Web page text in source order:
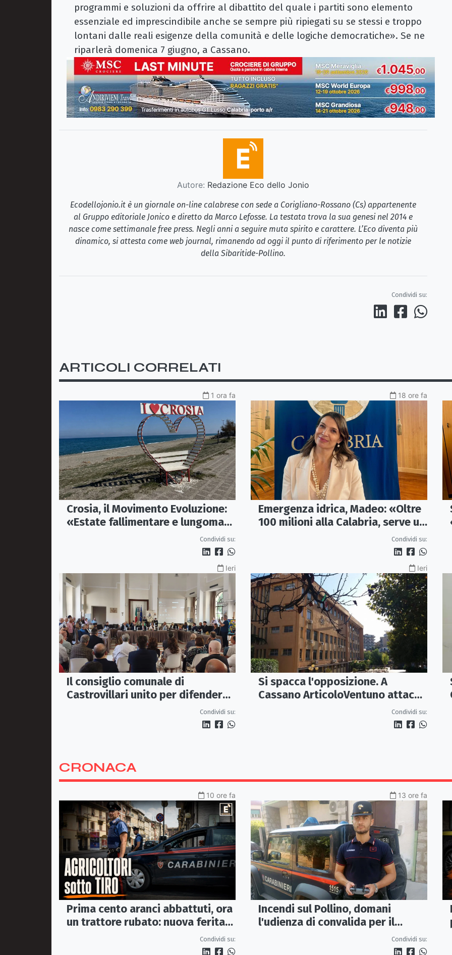
programmi e soluzioni da offrire al dibattito del quale i partiti sono elemento
essenziale ed imprescindibile anche se sempre più ripiegati su se stessi e troppo
lontani dalle reali esigenze della comunità e delle logiche democratiche». Se ne
riparlerà domenica 7 giugno, a Cassano.
Autore: Redazione Eco dello Jonio
Ecodellojonio.it è un giornale on-line calabrese con sede a Corigliano-Rossano (Cs) appartenente
al Gruppo editoriale Jonico e diretto da Marco Lefosse. La testata trova la sua genesi nel 2014 e
nasce come settimanale free press. Negli anni a seguire muta spirito e carattere. L’Eco diventa più
dinamico, si attesta come web journal, rimanendo ad oggi il punto di riferimento per le notizie
della Sibaritide-Pollino.
Condividi su:
ARTICOLI CORRELATI
1 ora fa
Crosia, il Movimento Evoluzione:
«Estate fallimentare e lungomare
Condividi su:
18 ore fa
Emergenza idrica, Madeo: «Oltre
100 milioni alla Calabria, serve un
Condividi su:
Ieri
Il consiglio comunale di
Castrovillari unito per difendere
Condividi su:
Ieri
Si spacca l'opposizione. A
Cassano ArticoloVentuno attacca
Avena e ne chiede le dimissioni
Condividi su:
CRONACA
10 ore fa
Prima cento aranci abbattuti, ora
un trattore rubato: nuova ferita
all’agricoltura della SibaritideCondividi su:
13 ore fa
Incendi sul Pollino, domani
l'udienza di convalida per il
presunto piromane: il PM ha
chiesto la misura in carcere
Condividi su: